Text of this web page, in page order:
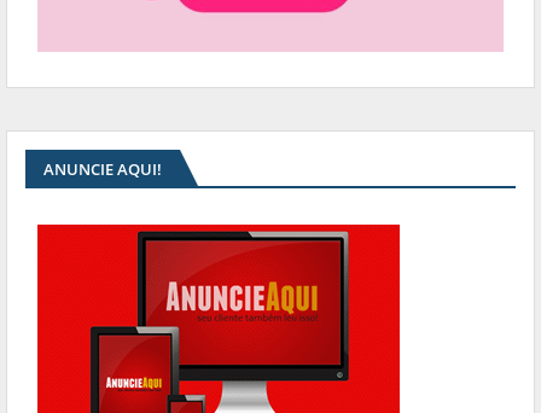
ANUNCIE AQUI!